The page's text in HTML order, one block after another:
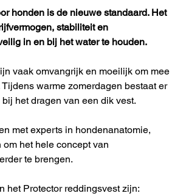
honden is de nieuwe standaard. Het
stabiliteit en
in en bij het water te houden.
vaak omvangrijk en moeilijk om mee
warme zomerdagen bestaat er
het dragen van een dik vest.
met experts in hondenanatomie,
het hele concept van
te brengen.
het Protector reddingsvest zijn: